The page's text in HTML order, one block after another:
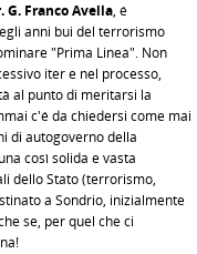
G. Franco Avella, é
anni bui del terrorismo
"Prima Linea". Non
iter e nel processo,
al punto di meritarsi la
c'é da chiedersi come mai
di autogoverno della
così solida e vasta
dello Stato (terrorismo,
a Sondrio, inizialmente
se, per quel che ci